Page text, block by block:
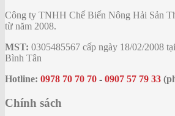
Công ty TNHH Chế Biến Nông Hải Sản
từ năm 2008.
MST: 0305485567 cấp ngày 18/02/2008
Bình Tân
Hotline: 0978 70 70 70 - 0907 57 79 33
Chính sách